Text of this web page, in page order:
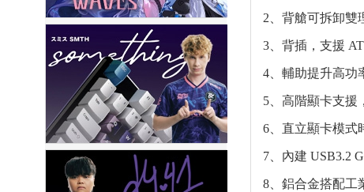
2、背艙可拆卸雙
3、背插，支援
4、輔助提升高功
5、高階顯卡支援
6、直立顯卡模式
7、內建 USB3.2
8、鋁合金搭配工